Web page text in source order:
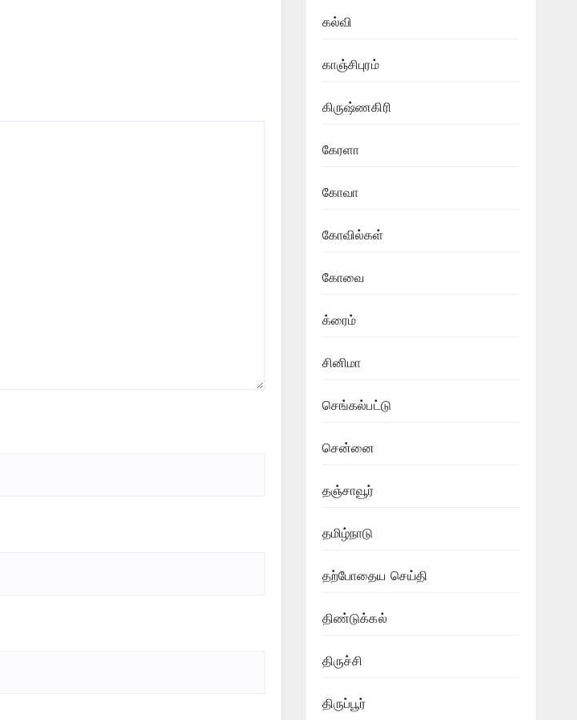
கல்வி
காஞ்சிபுரம்
கிருஷ்ணகிரி
கேரளா
கோவா
கோவில்கள்
கோவை
க்ரைம்
சினிமா
செங்கல்பட்டு
சென்னை
தஞ்சாவூர்
தமிழ்நாடு
தற்போதைய செய்தி
திண்டுக்கல்
திருச்சி
திருப்பூர்